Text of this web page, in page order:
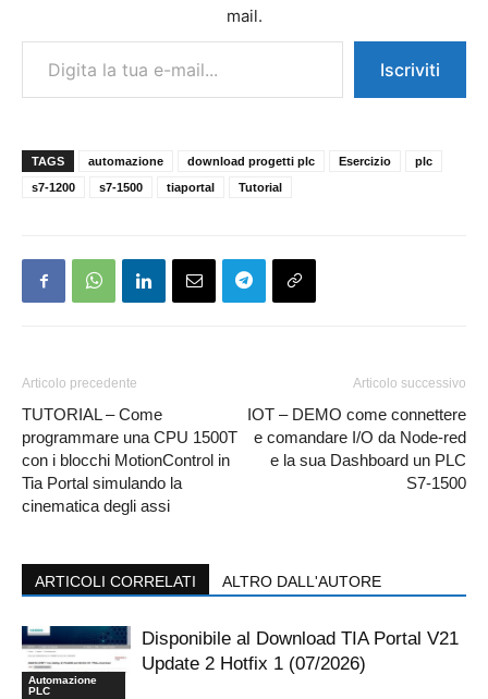
mail.
Digita la tua e-mail...
Iscriviti
TAGS automazione download progetti plc Esercizio
plc
s7-1200
s7-1500 tiaportal Tutorial
Articolo precedente
TUTORIAL – Come
programmare una CPU 1500T
con i blocchi MotionControl in
Tia Portal simulando la
cinematica degli assi
Articolo successivo
IOT – DEMO come connettere
e comandare I/O da Node-red
e la sua Dashboard un PLC
S7-1500
ARTICOLI CORRELATI ALTRO DALL'AUTORE
Automazione
PLC
Disponibile al Download TIA Portal V21
Update 2 Hotfix 1 (07/2026)